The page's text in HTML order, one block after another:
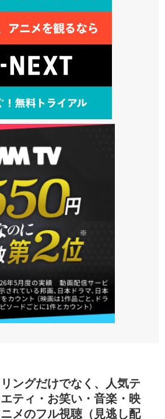
ングだけでなく、人気テ
ティ・お笑い・音楽・映
メのフル視聴（見逃し配